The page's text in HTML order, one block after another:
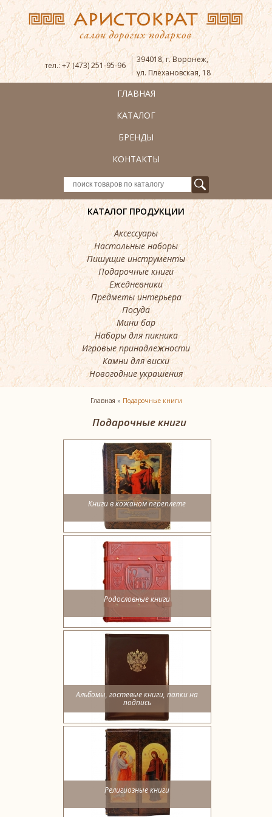
тел.: +7 (473) 251-95-96
394018,г. Воронеж,
ул. Плехановская, 18
ГЛАВНАЯ
КАТАЛОГ
БРЕНДЫ
КОНТАКТЫ
КАТАЛОГ ПРОДУКЦИИ
Аксессуары
Настольные наборы
Пишущие инструменты
Подарочные книги
Ежедневники
Предметы интерьера
Посуда
Мини бар
Наборы для пикника
Игровые принадлежности
Камни для виски
Новогодние украшения
Главная » Подарочные книги
Подарочные книги
Книги в кожаном переплете
Родословные книги
Альбомы, гостевые книги, папки на
подпись
Религиозные книги